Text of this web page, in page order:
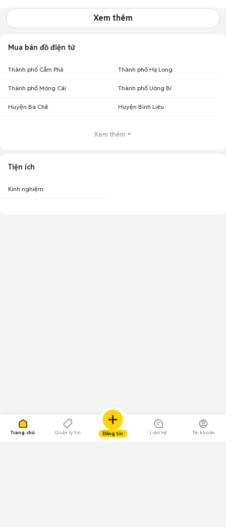
Trang chủ Quản lý tin Đăng tin Liên hệ Tài khoản
Xem thêm
Mua bán đồ điện tử
Thành phố Cẩm Phả Thành phố Hạ Long
Thành phố Móng Cái Thành phố Uông Bí
Huyện Ba Chẽ Huyện Bình Liêu
Xem thêm
Tiện ích
Kinh nghiệm